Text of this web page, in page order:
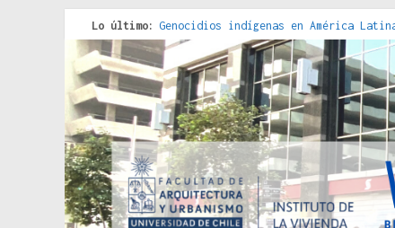
Lo último: Genocidios indígenas en América
Estudios sobre la espacialización
Donde el pedernal choca con el
Criterios técnicos para una vivienda
Red de consultorios de la Caja del